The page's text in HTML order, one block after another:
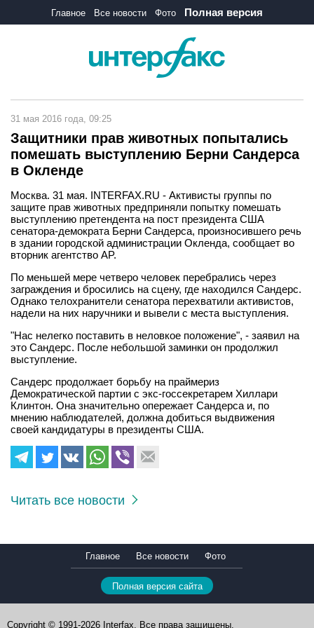
Главное Все новости Фото Полная версия
31 мая 2016 года, 09:25
Защитники прав животных попытались
помешать выступлению Берни Сандерса
в Окленде
Москва. 31 мая. INTERFAX.RU - Активисты группы по
защите прав животных предприняли попытку помешать
выступлению претендента на пост президента США
сенатора-демократа Берни Сандерса, произносившего речь
в здании городской администрации Окленда, сообщает во
вторник агентство AP.
По меньшей мере четверо человек перебрались через
заграждения и бросились на сцену, где находился Сандерс.
Однако телохранители сенатора перехватили активистов,
надели на них наручники и вывели с места выступления.
"Нас нелегко поставить в неловкое положение", - заявил на
это Сандерс. После небольшой заминки он продолжил
выступление.
Сандерс продолжает борьбу на праймериз
Демократической партии с экс-госсекретарем Хиллари
Клинтон. Она значительно опережает Сандерса и, по
мнению наблюдателей, должна добиться выдвижения
своей кандидатуры в президенты США.
Читать все новости
Главное Все новости Фото
Полная версия сайта
Copyright © 1991-2026 Interfax. Все права защищены.